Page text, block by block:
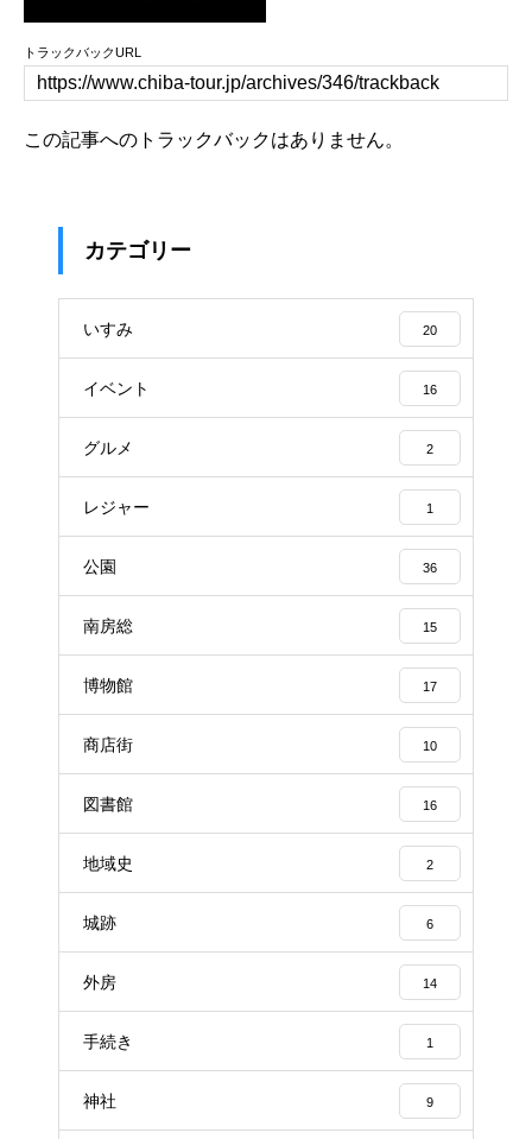
トラックバックURL
この記事へのトラックバックはありません。
カテゴリー
いすみ 20
イベント 16
グルメ 2
レジャー 1
公園 36
南房総 15
博物館 17
商店街 10
図書館 16
地域史 2
城跡 6
外房 14
手続き 1
神社 9